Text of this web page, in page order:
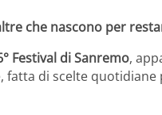
che nascono per
Festival di Sanremo,
fatta di scelte